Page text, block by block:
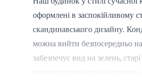
оформлені в заспокійливому
скандинавського дизайну.
можна вийти безпосередньо
забезпечує вид на зелень,
окрема та повністю